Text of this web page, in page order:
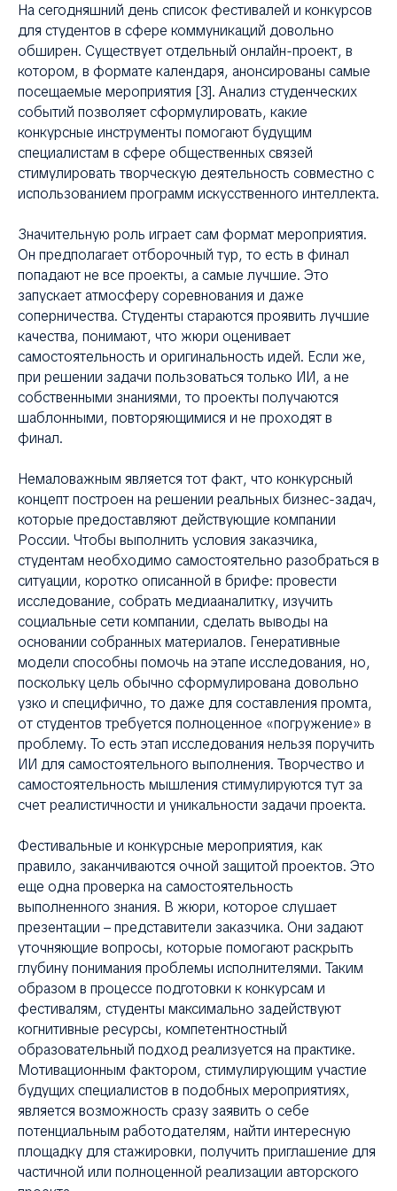
На сегодняшний день список фестивалей и конкурсов
для студентов в сфере коммуникаций довольно
обширен. Существует отдельный онлайн-проект, в
котором, в формате календаря, анонсированы самые
посещаемые мероприятия [3]. Анализ студенческих
событий позволяет сформулировать, какие
конкурсные инструменты помогают будущим
специалистам в сфере общественных связей
стимулировать творческую деятельность совместно с
использованием программ искусственного интеллекта.
Значительную роль играет сам формат мероприятия.
Он предполагает отборочный тур, то есть в финал
попадают не все проекты, а самые лучшие. Это
запускает атмосферу соревнования и даже
соперничества. Студенты стараются проявить лучшие
качества, понимают, что жюри оценивает
самостоятельность и оригинальность идей. Если же,
при решении задачи пользоваться только ИИ, а не
собственными знаниями, то проекты получаются
шаблонными, повторяющимися и не проходят в
финал.
Немаловажным является тот факт, что конкурсный
концепт построен на решении реальных бизнес-задач,
которые предоставляют действующие компании
России. Чтобы выполнить условия заказчика,
студентам необходимо самостоятельно разобраться в
ситуации, коротко описанной в брифе: провести
исследование, собрать медиааналитку, изучить
социальные сети компании, сделать выводы на
основании собранных материалов. Генеративные
модели способны помочь на этапе исследования, но,
поскольку цель обычно сформулирована довольно
узко и специфично, то даже для составления промта,
от студентов требуется полноценное «погружение» в
проблему. То есть этап исследования нельзя поручить
ИИ для самостоятельного выполнения. Творчество и
самостоятельность мышления стимулируются тут за
счет реалистичности и уникальности задачи проекта.
Фестивальные и конкурсные мероприятия, как
правило, заканчиваются очной защитой проектов. Это
еще одна проверка на самостоятельность
выполненного знания. В жюри, которое слушает
презентации – представители заказчика. Они задают
уточняющие вопросы, которые помогают раскрыть
глубину понимания проблемы исполнителями. Таким
образом в процессе подготовки к конкурсам и
фестивалям, студенты максимально задействуют
когнитивные ресурсы, компетентностный
образовательный подход реализуется на практике.
Мотивационным фактором, стимулирующим участие
будущих специалистов в подобных мероприятиях,
является возможность сразу заявить о себе
потенциальным работодателям, найти интересную
площадку для стажировки, получить приглашение для
частичной или полноценной реализации авторского